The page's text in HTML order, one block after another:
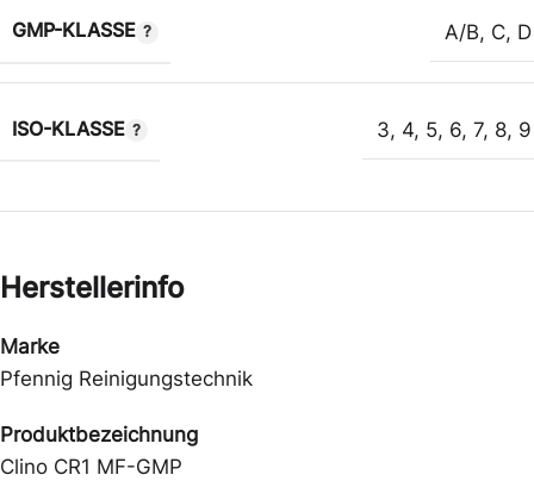
GMP-KLASSE A/B, C, D
ISO-KLASSE 3, 4, 5, 6, 7, 8, 9
Herstellerinfo
Marke
Pfennig Reinigungstechnik
Produktbezeichnung
Clino CR1 MF-GMP